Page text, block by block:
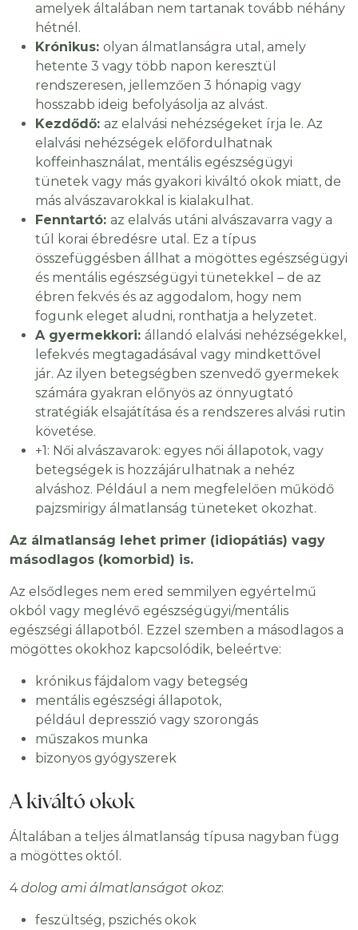
amelyek általában nem tartanak tovább néhány
hétnél.
Krónikus: olyan álmatlanságra utal, amely
hetente 3 vagy több napon keresztül
rendszeresen, jellemzően 3 hónapig vagy
hosszabb ideig befolyásolja az alvást.
Kezdődő: az elalvási nehézségeket írja le. Az
elalvási nehézségek előfordulhatnak
koffeinhasználat, mentális egészségügyi
tünetek vagy más gyakori kiváltó okok miatt, de
más alvászavarokkal is kialakulhat.
Fenntartó: az elalvás utáni alvászavarra vagy a
túl korai ébredésre utal. Ez a típus
összefüggésben állhat a mögöttes egészségügyi
és mentális egészségügyi tünetekkel – de az
ébren fekvés és az aggodalom, hogy nem
fogunk eleget aludni, ronthatja a helyzetet.
A gyermekkori: állandó elalvási nehézségekkel,
lefekvés megtagadásával vagy mindkettővel
jár. Az ilyen betegségben szenvedő gyermekek
számára gyakran előnyös az önnyugtató
stratégiák elsajátítása és a rendszeres alvási rutin
követése.
+1: Női alvászavarok: egyes női állapotok, vagy
betegségek is hozzájárulhatnak a nehéz
alváshoz. Például a nem megfelelően működő
pajzsmirigy álmatlanság tüneteket okozhat.
Az álmatlanság lehet primer (idiopátiás) vagy
másodlagos (komorbid) is.
Az elsődleges nem ered semmilyen egyértelmű
okból vagy meglévő egészségügyi/mentális
egészségi állapotból. Ezzel szemben a másodlagos a
mögöttes okokhoz kapcsolódik, beleértve:
krónikus fájdalom vagy betegség
mentális egészségi állapotok,
például depresszió vagy szorongás
műszakos munka
bizonyos gyógyszerek
A kiváltó okok
Általában a teljes álmatlanság típusa nagyban függ
a mögöttes októl.
4dolog ami álmatlanságot okoz:
feszültség, pszichés okok